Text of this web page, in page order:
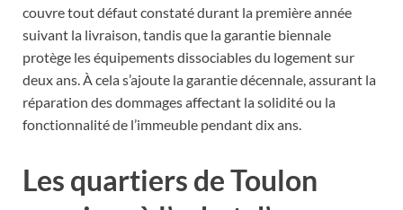
couvre tout défaut constaté durant la première année
suivant la livraison, tandis que la garantie biennale
protège les équipements dissociables du logement sur
deux ans. À cela s’ajoute la garantie décennale, assurant la
réparation des dommages affectant la solidité ou la
fonctionnalité de l’immeuble pendant dix ans.
Les quartiers de Toulon